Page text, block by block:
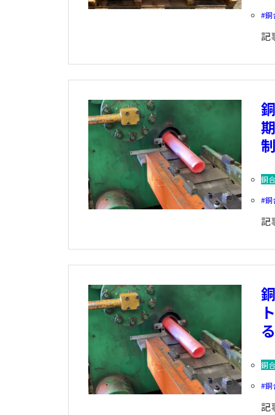
銅
記
銅
銅
記
銅
銅
記